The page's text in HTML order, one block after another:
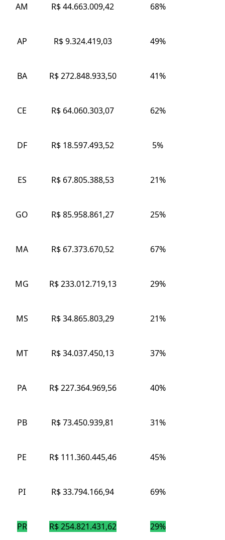
AM R$ 44.663.009,42 68%
AP R$ 9.324.419,03 49%
BA R$ 272.848.933,50 41%
CE R$ 64.060.303,07 62%
DF R$ 18.597.493,52 5%
ES R$ 67.805.388,53 21%
GO R$ 85.958.861,27 25%
MA R$ 67.373.670,52 67%
MG R$ 233.012.719,13 29%
MS R$ 34.865.803,29 21%
MT R$ 34.037.450,13 37%
PA R$ 227.364.969,56 40%
PB R$ 73.450.939,81 31%
PE R$ 111.360.445,46 45%
PI R$ 33.794.166,94 69%
PR R$ 254.821.431,62 29%